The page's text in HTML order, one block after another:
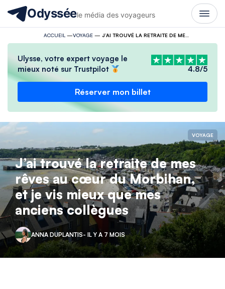
Odysséele média des voyageurs
ACCUEIL —VOYAGE— J’AI TROUVÉ LA RETRAITE DE MES RÊVES AU CŒUR DU MORBIHAN, ET JE VIS MIEUX QUE MES ANCIENS COLLÈGUES
Ulysse, votre expert voyage le
mieux noté sur Trustpilot
4.8/5
Réserver mon billet
VOYAGE
J’ai trouvé la retraite de mes
rêves au cœur du Morbihan,
et je vis mieux que mes
anciens collègues
ANNA DUPLANTIS- IL Y A 7 MOIS